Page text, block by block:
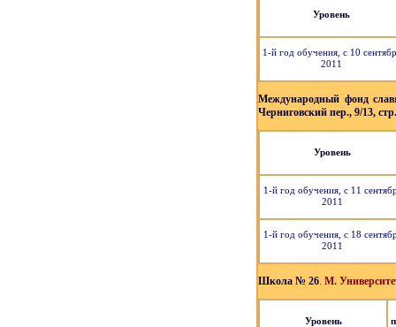
Уровень
1-й год обучения, с 10
2011
Международный фонд
Черниговский пер., 9/13,
Уровень
1-й год обучения, с 11
2011
1-й год обучения, с 18
2011
Школа № 26. М.
Уровень